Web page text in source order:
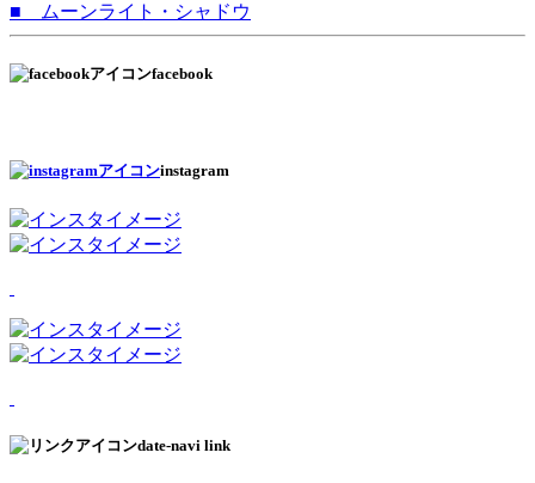
■ ムーンライト・シャドウ
facebook
instagram
date-navi link